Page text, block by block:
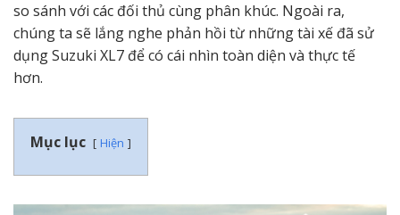
so sánh với các đối thủ cùng phân khúc. Ngoài ra,
chúng ta sẽ lắng nghe phản hồi từ những tài xế đã sử
dụng Suzuki XL7 để có cái nhìn toàn diện và thực tế
hơn.
Mục lục Hiện